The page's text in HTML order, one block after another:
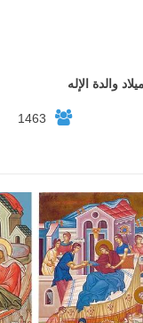
والدة الإله
1463